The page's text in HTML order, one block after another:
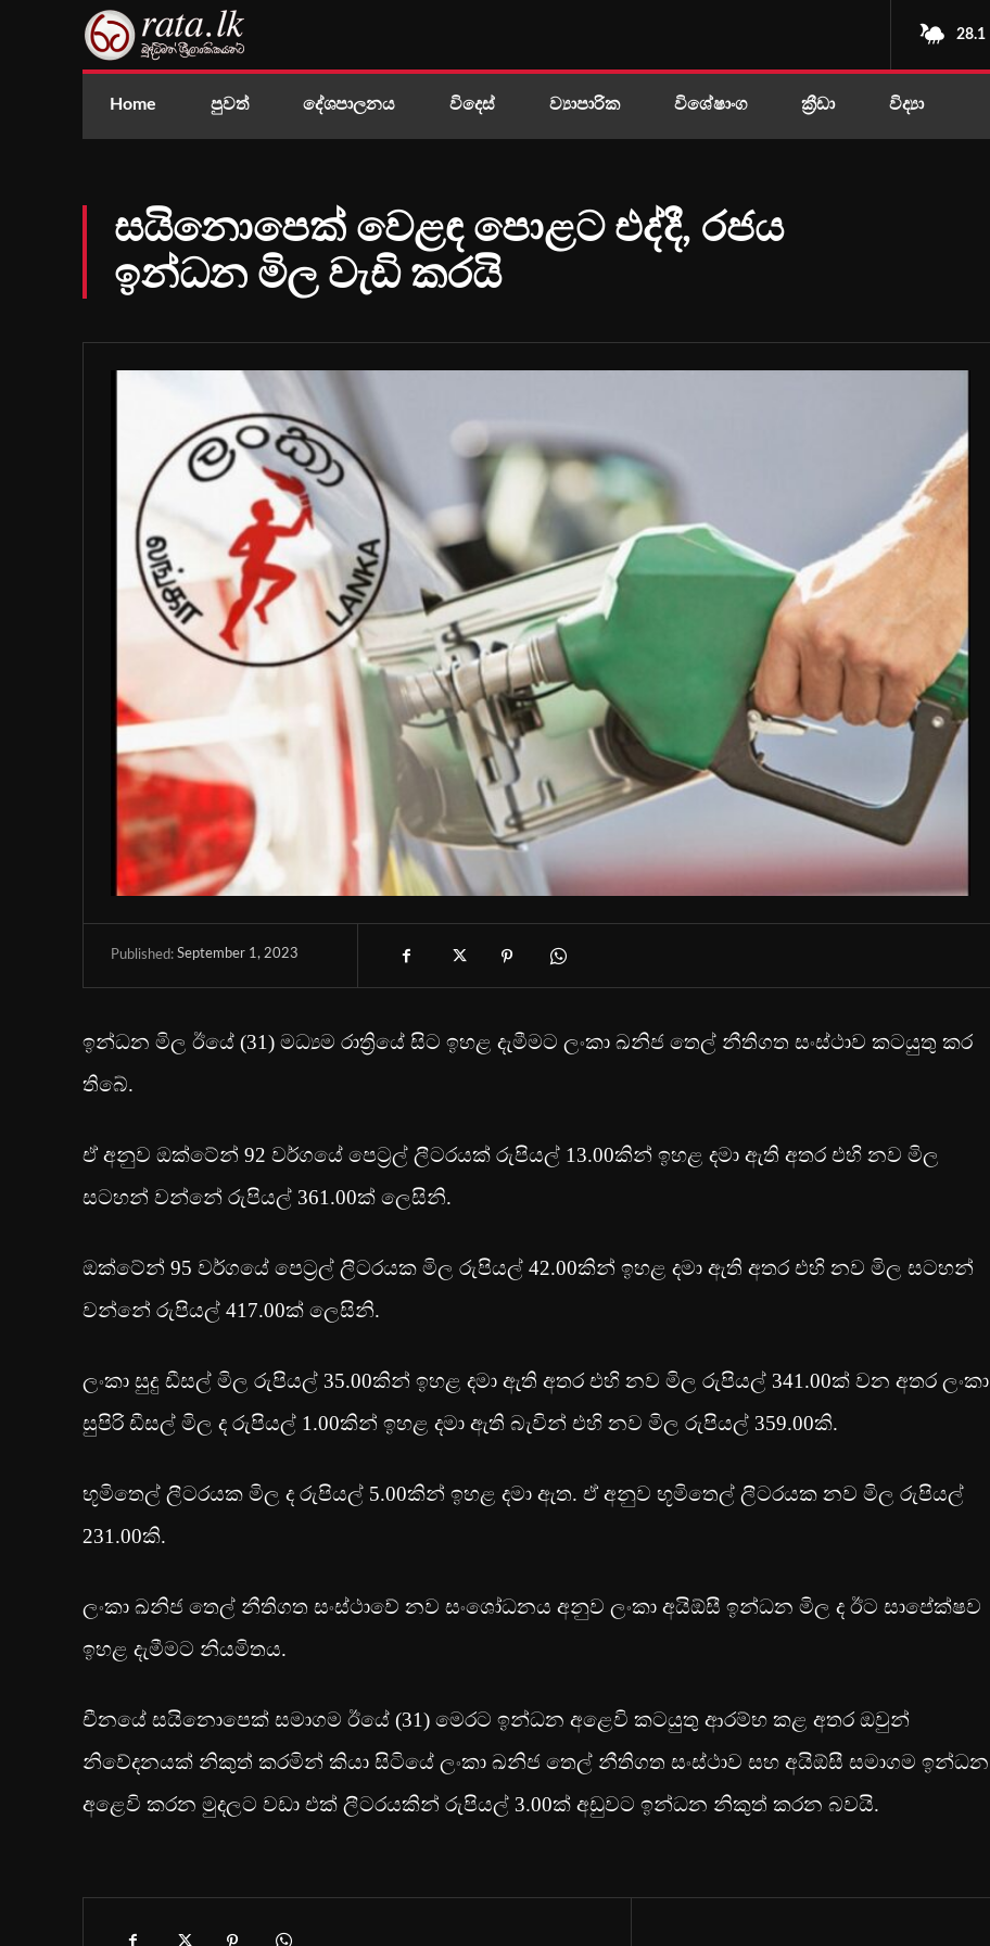
28.1
Home පුවත් දේශපාලනය විදෙස් ව්‍යාපාරික විශේෂාංග ක්‍රීඩා විද්‍යා
සයිනොපෙක් වෙළඳ පොළට එද්දී, රජය
ඉන්ධන මිල වැඩි කරයි
Published: September 1, 2023
ඉන්ධන මිල ඊයේ (31) මධ්‍යම රාත්‍රියේ සිට ඉහළ දැමීමට ලංකා ඛනිජ තෙල් නීතිගත සංස්ථාව කටයුතු කර
තිබේ.
ඒ අනුව ඔක්ටේන් 92 වර්ගයේ පෙට්‍රල් ලීටරයක් රුපියල් 13.00කින් ඉහළ දමා ඇති අතර එහි නව මිල
සටහන් වන්නේ රුපියල් 361.00ක් ලෙසිනි.
ඔක්ටේන් 95 වර්ගයේ පෙට්‍රල් ලීටරයක මිල රුපියල් 42.00කින් ඉහළ දමා ඇති අතර එහි නව මිල සටහන්
වන්නේ රුපියල් 417.00ක් ලෙසිනි.
ලංකා සුදු ඩීසල් මිල රුපියල් 35.00කින් ඉහළ දමා ඇති අතර එහි නව මිල රුපියල් 341.00ක් වන අතර ලංකා
සුපිරි ඩීසල් මිල ද රුපියල් 1.00කින් ඉහළ දමා ඇති බැවින් එහි නව මිල රුපියල් 359.00කි.
භූමිතෙල් ලීටරයක මිල ද රුපියල් 5.00කින් ඉහළ දමා ඇත. ඒ අනුව භූමිතෙල් ලීටරයක නව මිල රුපියල්
231.00කි.
ලංකා ඛනිජ තෙල් නීතිගත සංස්ථාවේ නව සංශෝධනය අනුව ලංකා අයිඕසී ඉන්ධන මිල ද ඊට සාපේක්ෂව
ඉහළ දැමීමට නියමිතය.
චීනයේ සයිනොපෙක් සමාගම ඊයේ (31) මෙරට ඉන්ධන අළෙවි කටයුතු ආරම්භ කළ අතර ඔවුන්
නිවේදනයක් නිකුත් කරමින් කියා සිටියේ ලංකා ඛනිජ තෙල් නීතිගත සංස්ථාව සහ අයිඕසී සමාගම ඉන්ධන
අළෙවි කරන මුදලට වඩා එක් ලීටරයකින් රුපියල් 3.00ක් අඩුවට ඉන්ධන නිකුත් කරන බවයි.